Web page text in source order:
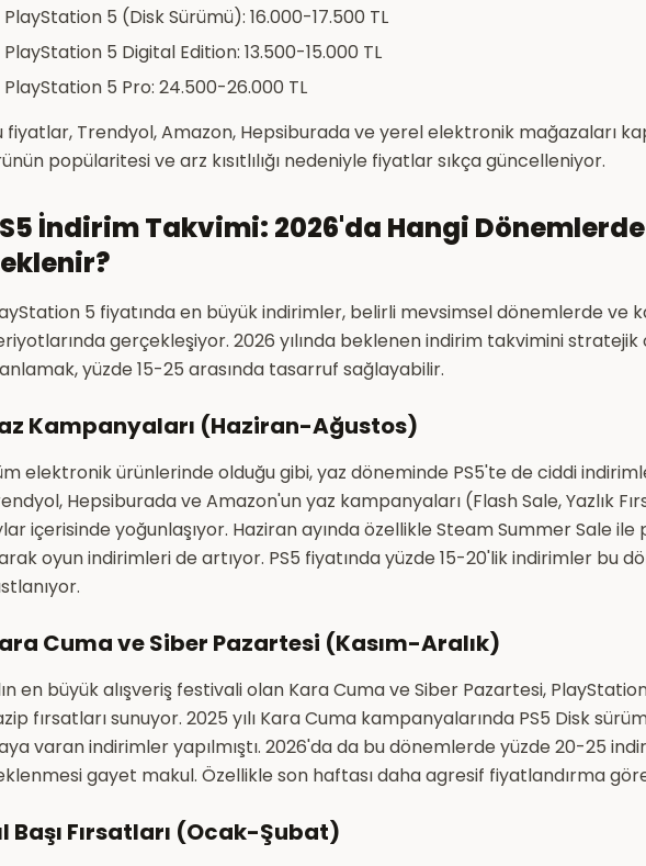
PlayStation 5 (Disk Sürümü): 16.000-17.500 TL
PlayStation 5 Digital Edition: 13.500-15.000 TL
PlayStation 5 Pro: 24.500-26.000 TL
fiyatlar, Trendyol, Amazon, Hepsiburada ve yerel elektronik mağazaları
popülaritesi ve arz kısıtlılığı nedeniyle fiyatlar sıkça güncelleniyor.
İndirim Takvimi: 2026'da Hangi
5 fiyatında en büyük indirimler, belirli mevsimsel dönemlerde ve
gerçekleşiyor. 2026 yılında beklenen indirim takvimini stratejik
yüzde 15-25 arasında tasarruf sağlayabilir.
Kampanyaları (Haziran-Ağustos)
elektronik ürünlerinde olduğu gibi, yaz döneminde PS5'te de ciddi
Hepsiburada ve Amazon'un yaz kampanyaları (Flash Sale, Yazlık
içerisinde yoğunlaşıyor. Haziran ayında özellikle Steam Summer Sale ile
oyun indirimleri de artıyor. PS5 fiyatında yüzde 15-20'lik indirimler bu
Cuma ve Siber Pazartesi (Kasım-Aralık)
en büyük alışveriş festivali olan Kara Cuma ve Siber Pazartesi,
fırsatları sunuyor. 2025 yılı Kara Cuma kampanyalarında PS5 Disk
varan indirimler yapılmıştı. 2026'da da bu dönemlerde yüzde 20-25
gayet makul. Özellikle son haftası daha agresif fiyatlandırma
Başı Fırsatları (Ocak-Şubat)